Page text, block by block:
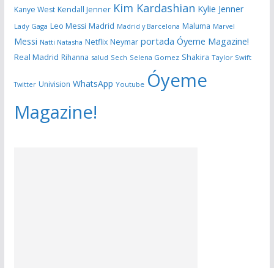
Kanye West Kendall Jenner Kim Kardashian Kylie Jenner
Lady Gaga Leo Messi Madrid Madrid y Barcelona Maluma Marvel
Messi Natti Natasha Netflix Neymar portada Óyeme Magazine!
Real Madrid Rihanna salud Sech Selena Gomez Shakira Taylor Swift
Twitter Univision WhatsApp Youtube Óyeme
Magazine!